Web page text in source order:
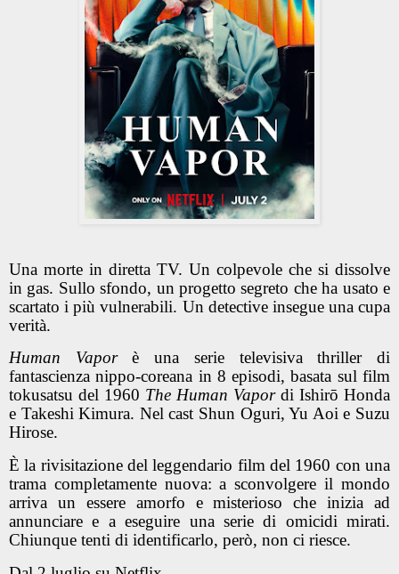
Una morte in diretta TV. Un colpevole che si dissolve
in gas. Sullo sfondo, un progetto segreto che ha usato e
scartato i più vulnerabili. Un detective insegue una cupa
verità.
Human Vaporè una serie televisiva thriller di
fantascienza nippo-coreana in 8 episodi, basata sul film
tokusatsu del 1960 The Human Vapordi Ishirō Honda
e Takeshi Kimura. Nel cast Shun Oguri, Yu Aoi e Suzu
Hirose.
È la rivisitazione del leggendario film del 1960 con una
trama completamente nuova: a sconvolgere il mondo
arriva un essere amorfo e misterioso che inizia ad
annunciare e a eseguire una serie di omicidi mirati.
Chiunque tenti di identificarlo, però, non ci riesce.